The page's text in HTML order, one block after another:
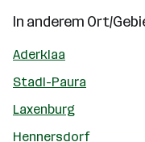
In anderem Ort/
Aderklaa
Stadl-Paura
Laxenburg
Hennersdorf